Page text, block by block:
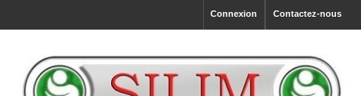
Contactez-nous
Connexion